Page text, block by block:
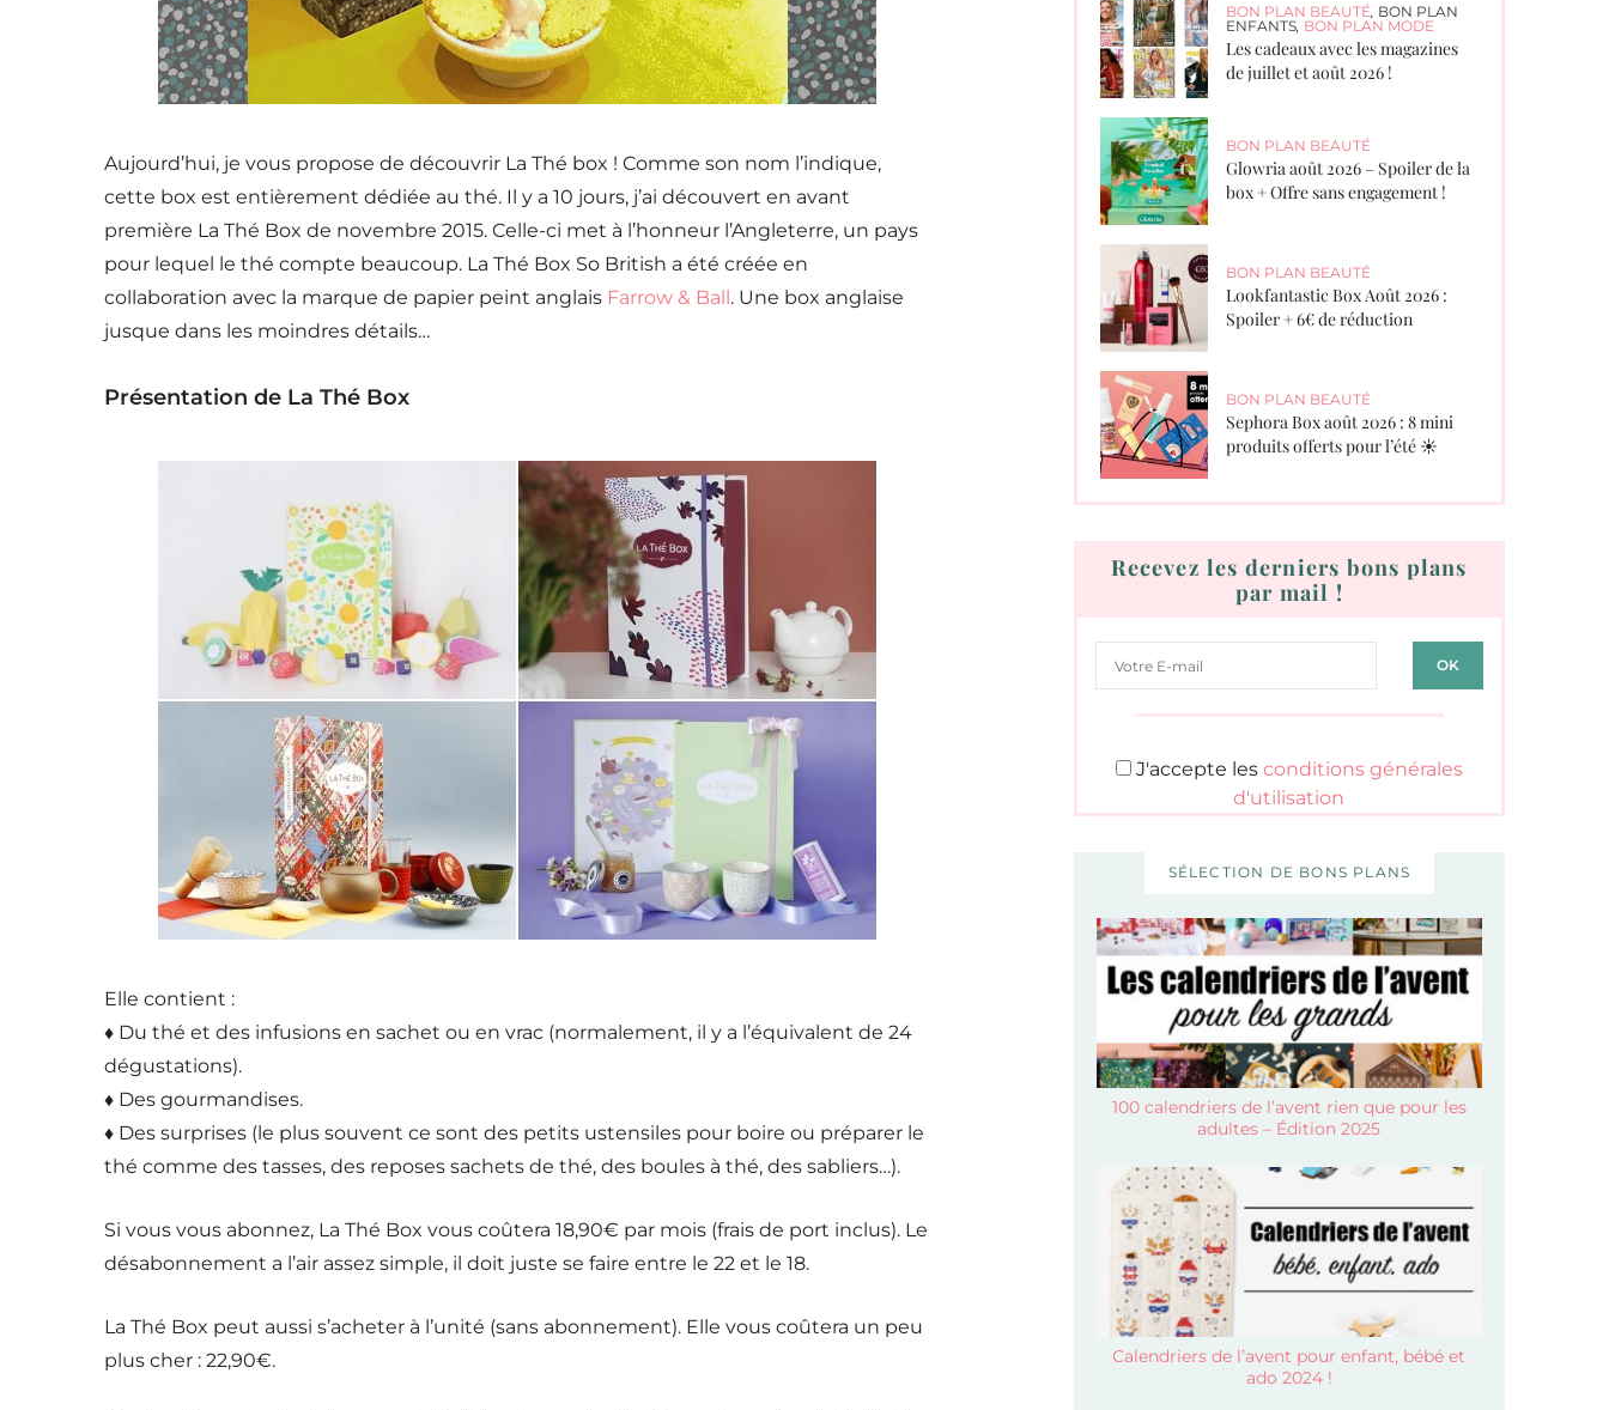
Aujourd’hui, je vous propose de découvrir La Thé box ! Comme son nom l’indique,
cette box est entièrement dédiée au thé. Il y a 10 jours, j’ai découvert en avant
première La Thé Box de novembre 2015. Celle-ci met à l’honneur l’Angleterre, un pays
pour lequel le thé compte beaucoup. La Thé Box So British a été créée en
collaboration avec la marque de papier peint anglais Farrow & Ball . Une box anglaise
jusque dans les moindres détails…
Présentation de La Thé Box
Elle contient :
♦ Du thé et des infusions en sachet ou en vrac (normalement, il y a l’équivalent de 24
dégustations).
♦ Des gourmandises.
♦ Des surprises (le plus souvent ce sont des petits ustensiles pour boire ou préparer le
thé comme des tasses, des reposes sachets de thé, des boules à thé, des sabliers…).
Si vous vous abonnez, La Thé Box vous coûtera 18,90€ par mois (frais de port inclus). Le
désabonnement a l’air assez simple, il doit juste se faire entre le 22 et le 18.
La Thé Box peut aussi s’acheter à l’unité (sans abonnement). Elle vous coûtera un peu
plus cher : 22,90€.
BON PLAN BEAUTÉ BON PLAN
ENFANTS BON PLAN MODE
Les cadeaux avec les magazines
de juillet et août 2026 !
BON PLAN BEAUTÉ
Glowria août 2026 – Spoiler de la
box + Offre sans engagement !
BON PLAN BEAUTÉ
Lookfantastic Box Août 2026 :
Spoiler + 6€ de réduction
BON PLAN BEAUTÉ
Sephora Box août 2026 : 8 mini
produits offerts pour l’été ☀️
Recevez les derniers bons plans
par mail !
J'accepte les conditions générales
d'utilisation
SÉLECTION DE BONS PLANS
100 calendriers de l’avent rien que pour les
adultes – Édition 2025
Calendriers de l’avent pour enfant, bébé et
ado 2024 !